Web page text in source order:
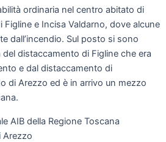
ordinaria nel centro abitato di
Figline e Incisa Valdarno, dove alcune
dall’incendio. Sul posto si sono
distaccamento di Figline che era
e dal distaccamento di
di Arezzo ed è in arrivo un mezzo
AIB della Regione Toscana
Arezzo